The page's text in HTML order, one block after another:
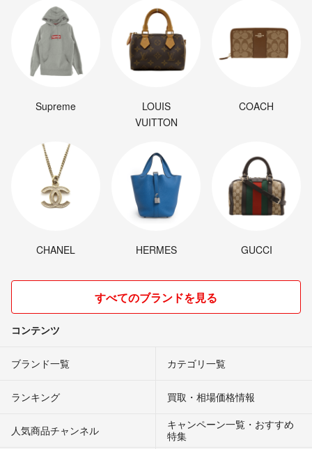
Supreme
LOUIS
VUITTON
COACH
CHANEL HERMES GUCCI
すべてのブランドを見る
コンテンツ
ブランド一覧 カテゴリ一覧
ランキング 買取・相場価格情報
人気商品チャンネル
キャンペーン一覧・おすすめ
特集